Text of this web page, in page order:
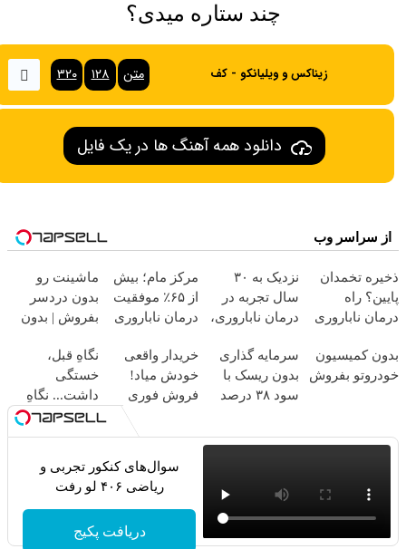
چند ستاره میدی؟
زیناکس و ویلیانکو - کف متن ۱۲۸ ۳۲۰
دانلود همه آهنگ ها در یک فایل
از سراسر وب
ذخیره تخمدان
پایین؟ راه
درمان ناباروری
است
نزدیک به ۳۰
سال تجربه در
درمان ناباروری،
فوق‌تخصصی
مام
مرکز مام؛ بیش
از ۶۵٪ موفقیت
درمان ناباروری
ماشینت رو
بدون دردسر
بفروش | بدون
بدون کمیسیون
خودروتو بفروش
سرمایه گذاری
بدون ریسک با
سود ۳۸ درصد
خریدار واقعی
خودش میاد!
فروش فوری
همراه مکانیک
نگاهِ قبل،
خستگی
داشت... نگاهِ
بعد، انرژی داره
بلفا با ۲۵%
سوال‌های کنکور تجربی و
ریاضی ۴۰۶ لو رفت
دریافت پکیج